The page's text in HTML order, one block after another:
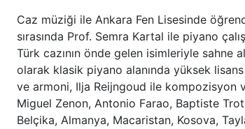
Caz müziği ile Ankara Fen Lisesinde
sırasında Prof. Semra Kartal ile piyano
Türk cazının önde gelen isimleriyle sahne
olarak klasik piyano alanında yüksek
ve armoni, Ilja Reijngoud ile kompozisyon
Miguel Zenon, Antonio Farao, Baptiste
Belçika, Almanya, Macaristan, Kosova,